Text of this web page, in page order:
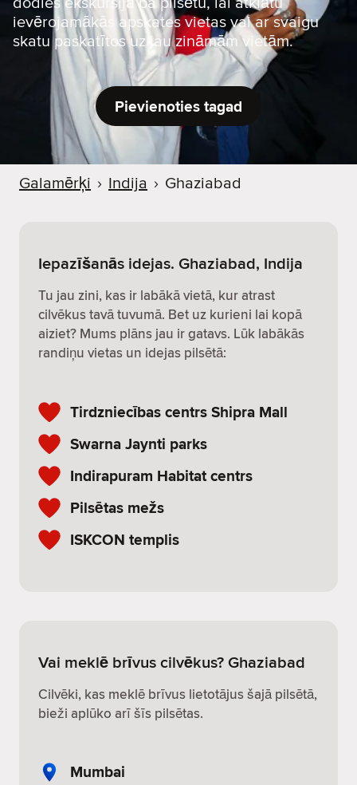
dodies ekskursijā pa pilsētu, lai atklātu
ievērojamākās apskates vietas vai ar svaigu
skatu paskatītos uz jau zināmām vietām.
Pievienoties tagad
Galamērķi › Indija › Ghaziabad
Iepazīšanās idejas. Ghaziabad, Indija
Tu jau zini, kas ir labākā vietā, kur atrast
cilvēkus tavā tuvumā. Bet uz kurieni lai kopā
aiziet? Mums plāns jau ir gatavs. Lūk labākās
randiņu vietas un idejas pilsētā:
Tirdzniecības centrs Shipra Mall
Swarna Jaynti parks
Indirapuram Habitat centrs
Pilsētas mežs
ISKCON templis
Vai meklē brīvus cilvēkus? Ghaziabad
Cilvēki, kas meklē brīvus lietotājus šajā pilsētā,
bieži aplūko arī šīs pilsētas.
Mumbai